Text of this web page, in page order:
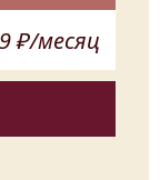
₽/месяц